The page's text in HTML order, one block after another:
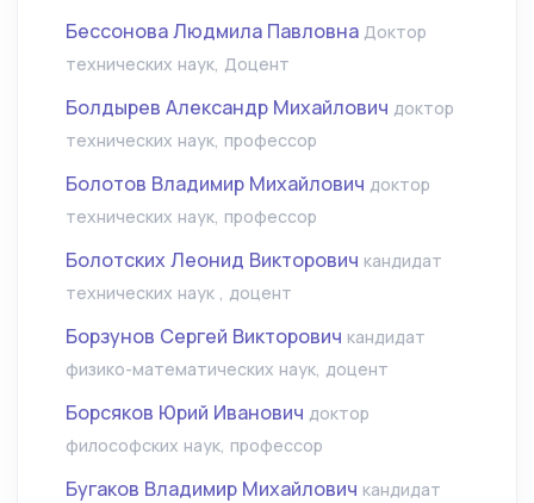
Бессонова Людмила Павловна Доктор
технических наук, Доцент
Болдырев Александр Михайлович доктор
технических наук, профессор
Болотов Владимир Михайлович доктор
технических наук, профессор
Болотских Леонид Викторович кандидат
технических наук , доцент
Борзунов Сергей Викторович кандидат
физико-математических наук, доцент
Борсяков Юрий Иванович доктор
философских наук, профессор
Бугаков Владимир Михайлович кандидат